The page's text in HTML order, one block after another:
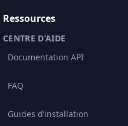
Ressources
CENTRE D’AIDE
Documentation API
FAQ
Guides d’installation